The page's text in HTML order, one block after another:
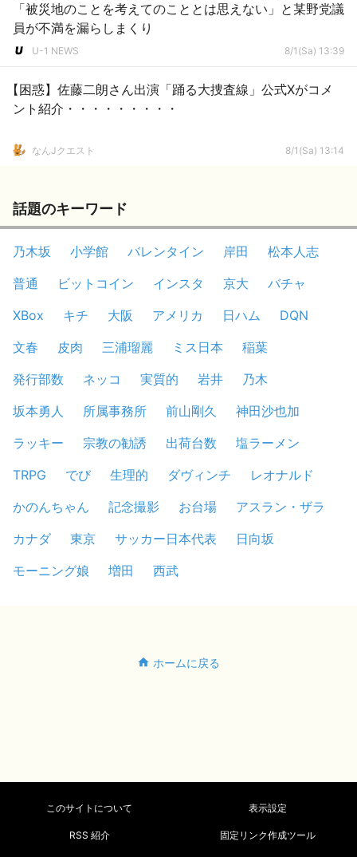
「被災地のことを考えてのこととは思えない」と某野党議
員が不満を漏らしまくり
U-1 NEWS 8/1(Sa) 13:39
【困惑】佐藤二朗さん出演「踊る大捜査線」公式Xがコメ
ント紹介・・・・・・・・・
なんJクエスト 8/1(Sa) 13:14
話題のキーワード
乃木坂 小学館 バレンタイン 岸田
松本人志
普通
ビットコイン インスタ 京大
バチャ
XBox
キチ 大阪 アメリカ 日ハム
DQN
文春
皮肉 三浦瑠麗 ミス日本
稲葉
発行部数
ネッコ 実質的 岩井
乃木
坂本勇人
所属事務所 前山剛久
神田沙也加
ラッキー
宗教の勧誘 出荷台数
塩ラーメン
TRPG
でび 生理的 ダヴィンチ
レオナルド
かのんちゃん
記念撮影 お台場
アスラン・ザラ
カナダ
東京 サッカー日本代表
日向坂
モーニング娘
増田 西武
ホームに戻る
このサイトについて 表示設定
RSS 紹介 固定リンク作成ツール